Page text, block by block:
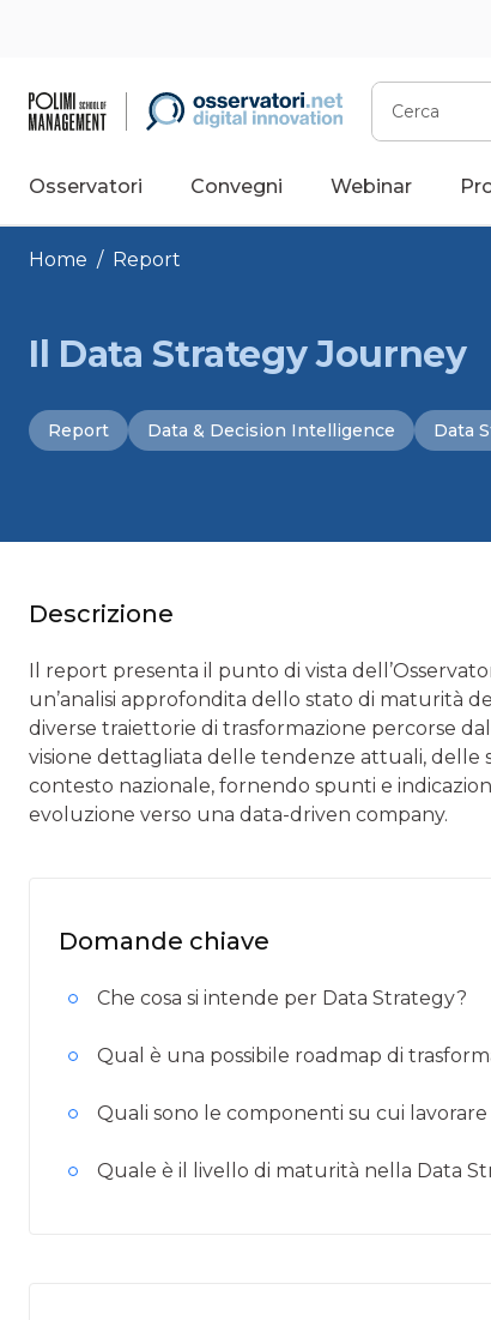
Cerca
Osservatori Convegni Webinar
Home / Report
Il Data Strategy Journey
Report Data & Decision Intelligence Data
Descrizione
Il report presenta il punto di vista
un’analisi approfondita dello stato di maturità
diverse traiettorie di trasformazione percorse
visione dettagliata delle tendenze attuali, delle
contesto nazionale, fornendo spunti e
evoluzione verso una data-driven company.
Domande chiave
Che cosa si intende per Data Strategy?
Qual è una possibile roadmap di
Quali sono le componenti su cui lavorare
Quale è il livello di maturità nella Data